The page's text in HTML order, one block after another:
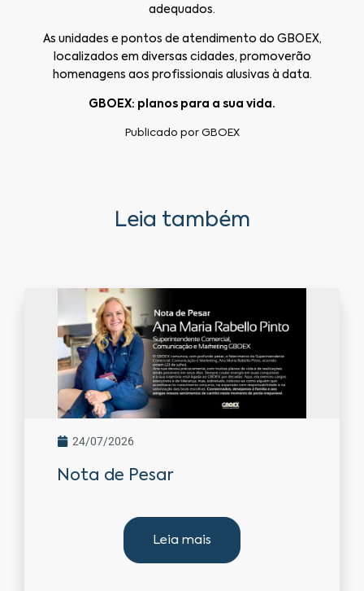
adequados.
As unidades e pontos de atendimento do GBOEX,
localizados em diversas cidades, promoverão
homenagens aos profissionais alusivas à data.
GBOEX: planos para a sua vida.
Publicado porGBOEX
Leia também
24/07/2026
Nota de Pesar
Leia mais